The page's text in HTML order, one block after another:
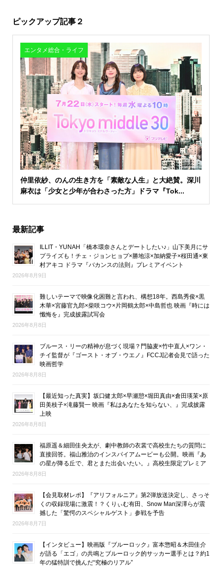
ピックアップ記事２
エンタメ総合・ライフ
仲里依紗、のんの生き方を「素敵な人生」と大絶賛。深川
麻衣は「少女と少年が合わさった方」ドラマ『Tok...
最新記事
ILLIT・YUNAH「橋本環奈さんとデートしたい♪」山下美月にサ
プライズも！チェ・ジョンヒョプ×勝地涼×加納愛子×桜田通×東
村アキコ ドラマ『バカンスの法則』プレミアイベント
2026年8月9日
難しいテーマで映像化困難と言われ、構想18年。西島秀俊×黒
木華×宮藤官九郎×柴咲コウ×片岡鶴太郎×中島哲也 映画『時には
懺悔を』完成披露試写会
2026年8月8日
ブルース・リーの精神が息づく現場？門脇麦×竹中直人×ワン・
チイ監督が『ゴースト・オブ・ウエノ』FCCJ記者会見で語った
映画哲学
2026年8月8日
【最近知った真実】坂口健太郎×早瀬憩×堀田真由×倉田瑛茉×原
田美枝子×滝藤賢一 映画『私はあなたを知らない、』完成披露
上映
2026年8月8日
福原遥＆細田佳央太が、劇中教師の衣裳で高校生たちの質問に
直接回答。福山雅治のインスパイアムービーも公開。映画『あ
の星が降る丘で、君とまた出会いたい。』高校生限定プレミア
2026年8月8日
【会見取材レポ】『アリフォルニア』第2弾放送決定し、さっそ
くの収録現場に激震！？くりぃむ有田、Snow Man深澤らが震
撼した「驚愕のスペシャルゲスト」参戦を予告
2026年8月7日
【インタビュー】映画版『ブルーロック』富本惣昭＆木田佳介
が語る「エゴ」の共鳴とブルーロック的サッカー選手とは？約1
年の猛特訓で挑んだ“究極のリアル”